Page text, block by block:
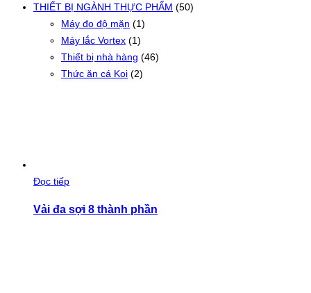
THIẾT BỊ NGÀNH THỰC PHẨM (50)
Máy đo độ mặn (1)
Máy lắc Vortex (1)
Thiết bị nhà hàng (46)
Thức ăn cá Koi (2)
Đọc tiếp
Vải đa sợi 8 thành phần